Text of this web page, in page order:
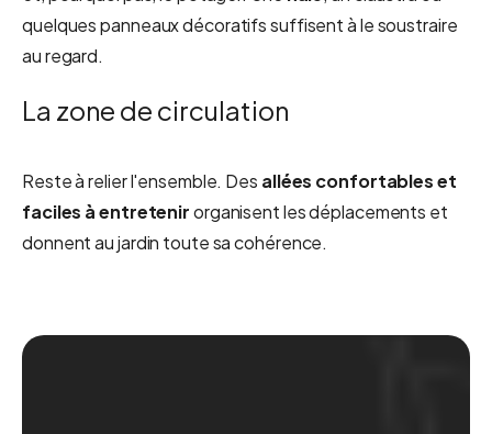
quelques panneaux décoratifs suffisent à le soustraire
au regard.
La zone de circulation
Reste à relier l'ensemble. Des allées confortables et
faciles à entretenirorganisent les déplacements et
donnent au jardin toute sa cohérence.